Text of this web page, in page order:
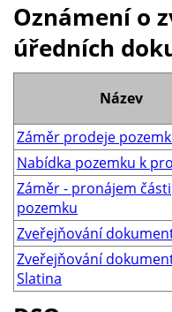
Oznámení o
úředních
Název
Záměr prodeje
Nabídka pozemku k
Záměr - pronájem části
pozemku
Zveřejňování
Zveřejňování
Slatina